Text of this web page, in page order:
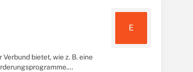
E
bietet, wie z. B. eine